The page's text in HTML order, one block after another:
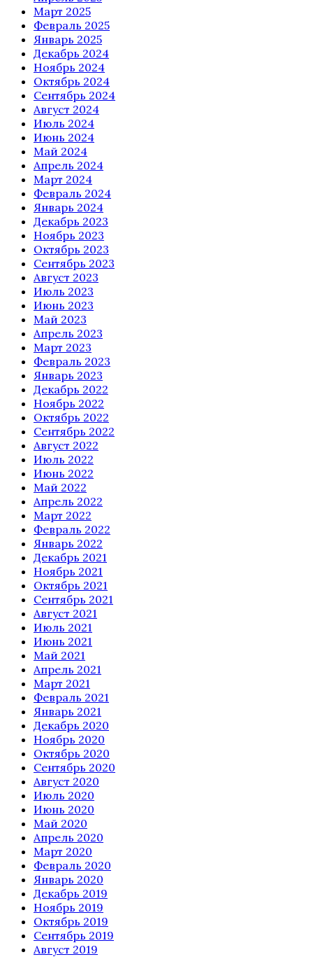
Март 2025
Февраль 2025
Январь 2025
Декабрь 2024
Ноябрь 2024
Октябрь 2024
Сентябрь 2024
Август 2024
Июль 2024
Июнь 2024
Май 2024
Апрель 2024
Март 2024
Февраль 2024
Январь 2024
Декабрь 2023
Ноябрь 2023
Октябрь 2023
Сентябрь 2023
Август 2023
Июль 2023
Июнь 2023
Май 2023
Апрель 2023
Март 2023
Февраль 2023
Январь 2023
Декабрь 2022
Ноябрь 2022
Октябрь 2022
Сентябрь 2022
Август 2022
Июль 2022
Июнь 2022
Май 2022
Апрель 2022
Март 2022
Февраль 2022
Январь 2022
Декабрь 2021
Ноябрь 2021
Октябрь 2021
Сентябрь 2021
Август 2021
Июль 2021
Июнь 2021
Май 2021
Апрель 2021
Март 2021
Февраль 2021
Январь 2021
Декабрь 2020
Ноябрь 2020
Октябрь 2020
Сентябрь 2020
Август 2020
Июль 2020
Июнь 2020
Май 2020
Апрель 2020
Март 2020
Февраль 2020
Январь 2020
Декабрь 2019
Ноябрь 2019
Октябрь 2019
Сентябрь 2019
Август 2019